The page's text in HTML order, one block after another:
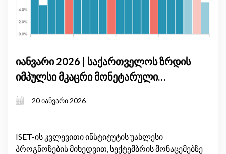
იანვარი 2026 | საქართველოს ზრდის
იმპულსი მკაცრი მონეტარული
პროგნოზის განახლება, იანვარი
20 იანვარი 2026
ISET-ის კვლევითი ინსტიტუტის უახლესი
პროგნოზების მიხედვით, სექტემბრის მონაცემებზე